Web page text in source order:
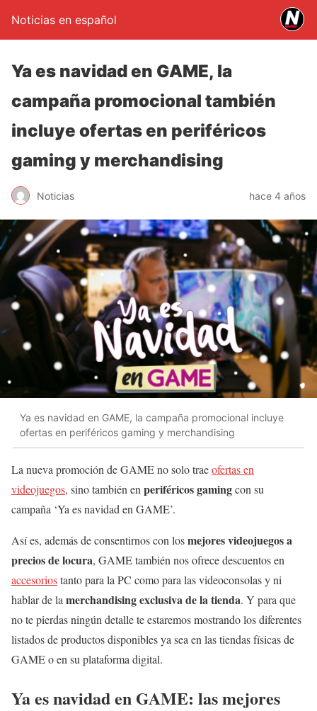
Noticias en español
Ya es navidad en GAME, la
campaña promocional también
incluye ofertas en periféricos
gaming y merchandising
Noticias hace 4 años
Ya es navidad en GAME, la campaña promocional incluye
ofertas en periféricos gaming y merchandising
La nueva promoción de GAME no solo traeofertas en
videojuegos, sino también en periféricos gamingcon su
campaña ‘Ya es navidad en GAME’.
Así es, además de consentirnos con losmejores videojuegos a
precios de locura, GAME también nos ofrece descuentos en
accesoriostanto para la PC como para las videoconsolas y ni
hablar de la merchandising exclusiva de la tienda. Y para que
no te pierdas ningún detalle te estaremos mostrando los diferentes
listados de productos disponibles ya sea en las tiendas físicas de
GAME o en su plataforma digital.
Ya es navidad en GAME: las mejores